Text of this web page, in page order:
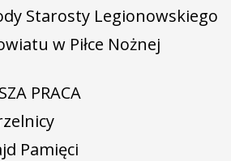
Starosty Legionowskiego
w Piłce Nożnej
PRACA
Pamięci